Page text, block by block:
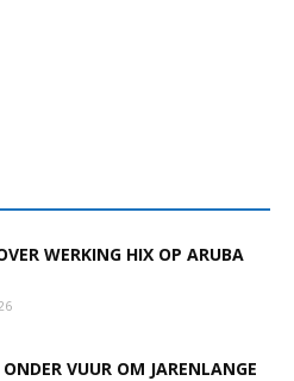
WERKING HIX OP ARUBA
ONDER VUUR OM JARENLANGE